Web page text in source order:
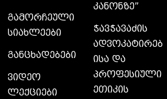
გამორჩეული
სიახლეები
განცხადებები
ვიდეო
ლექციები
კანონზე”
ჭავჭავაძის
ადვოკატირებ
ისა და
პროფესიული
ეთიკის